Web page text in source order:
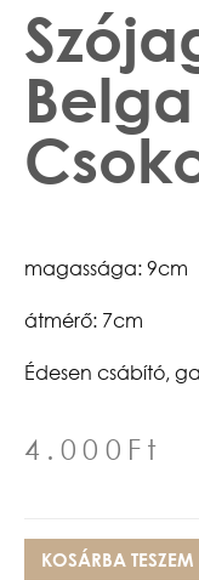
Belga
magassága: 9cm
átmérő: 7cm
Édesen csábító,
4.000 Ft
KOSÁRBA TESZEM